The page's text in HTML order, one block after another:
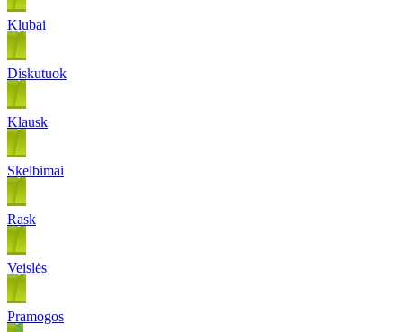
Klubai
Diskutuok
Klausk
Skelbimai
Rask
Veislės
Pramogos